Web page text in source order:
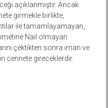
açıklanmıştır. Ancak
girmekle birlikte,
ile tamamlayamayan,
Nail olmayan
çektikten sonra iman ve
cennete gireceklerdir.